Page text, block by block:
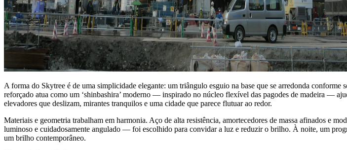
A forma do Skytree é de uma simplicidade elegante: um triângulo esguio na base que se arredonda
reforçado atua como um ‘shinbashira’ moderno — inspirado no núcleo flexível das pagodes de madeira —
elevadores que deslizam, mirantes tranquilos e uma cidade que parece flutuar ao redor.
Materiais e geometria trabalham em harmonia. Aço de alta resistência, amortecedores de massa afinados e
luminoso e cuidadosamente angulado — foi escolhido para convidar a luz e reduzir o brilho. À noite, um
um brilho contemporâneo.